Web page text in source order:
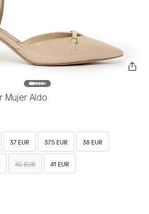
Mujer Aldo
37 EUR 37.5 EUR 38 EUR
40 EUR 41 EUR